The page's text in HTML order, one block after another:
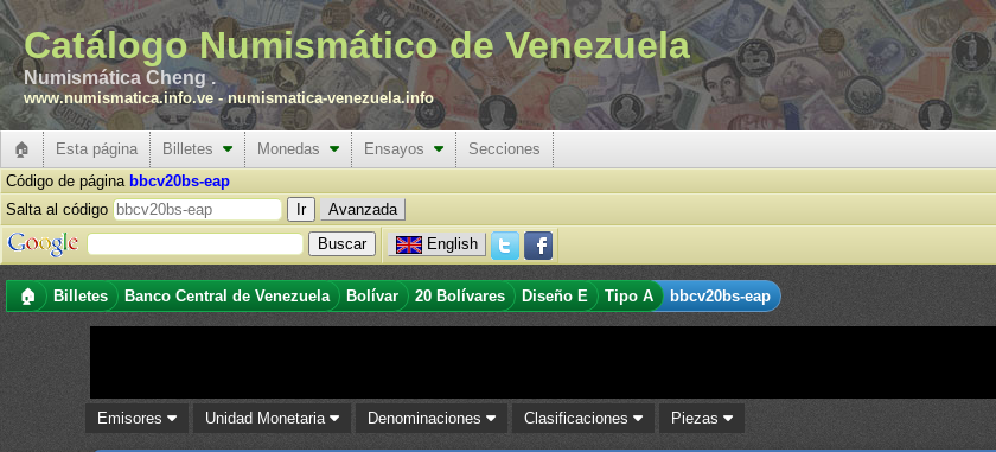
Catálogo Numismático de Venezuela
Numismática Cheng .
www.numismatica.info.ve -numismatica-venezuela.info
🏠 Esta página Billetes Monedas Ensayos
Secciones
Código de página bbcv20bs-eap
Salta al código
Avanzada
English
🏠 Billetes Banco Central de Venezuela Bolívar 20 Bolívares Diseño E Tipo A bbcv20bs-eap
Emisores Unidad Monetaria Denominaciones Clasificaciones Piezas